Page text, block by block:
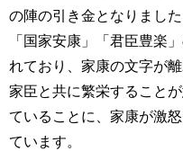
の陣の引き金となりまし
「国家安康」「君臣豊楽
れており、家康の文字が
家臣と共に繁栄すること
ていることに、家康が激
ています。